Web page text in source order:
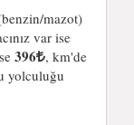
mazot)
var ise
396 , km'de
yolculuğu